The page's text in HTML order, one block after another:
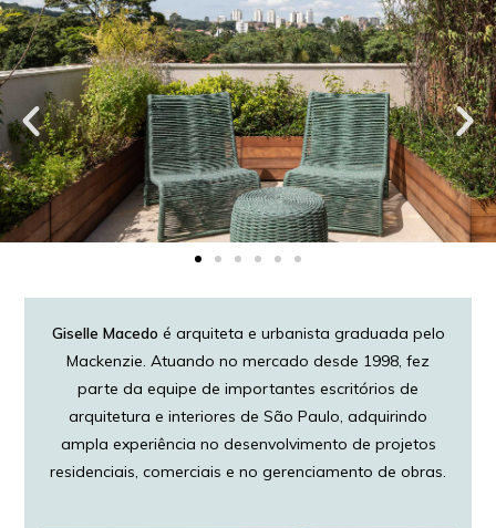
Giselle Macedo é arquiteta e urbanista graduada pelo
Mackenzie. Atuando no mercado desde 1998, fez
parte da equipe de importantes escritórios de
arquitetura e interiores de São Paulo, adquirindo
ampla experiência no desenvolvimento de projetos
residenciais, comerciais e no gerenciamento de obras.